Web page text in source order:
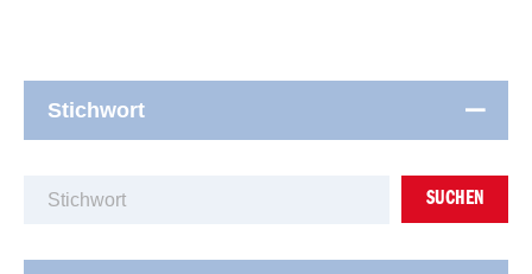
Stichwort
SUCHEN